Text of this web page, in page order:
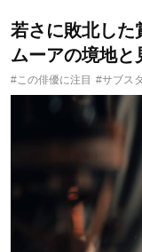
若さに敗北した
ムーアの境地と
#この俳優に注目 #サブス